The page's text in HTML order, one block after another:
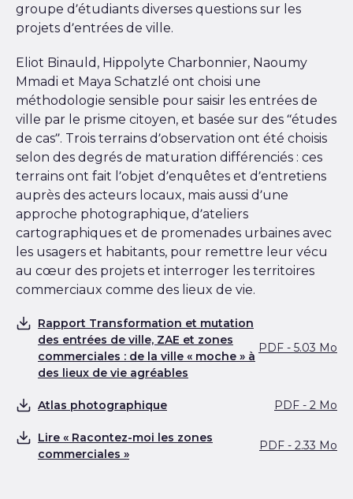
groupe d’étudiants diverses questions sur les
projets d’entrées de ville.
Eliot Binauld, Hippolyte Charbonnier, Naoumy
Mmadi et Maya Schatzlé ont choisi une
méthodologie sensible pour saisir les entrées de
ville par le prisme citoyen, et basée sur des ‘‘études
de cas’’. Trois terrains d’observation ont été choisis
selon des degrés de maturation différenciés : ces
terrains ont fait l’objet d’enquêtes et d’entretiens
auprès des acteurs locaux, mais aussi d’une
approche photographique, d’ateliers
cartographiques et de promenades urbaines avec
les usagers et habitants, pour remettre leur vécu
au cœur des projets et interroger les territoires
commerciaux comme des lieux de vie.
Télécharger
Rapport Transformation et mutation
des entrées de ville, ZAE et zones
commerciales : de la ville « moche » à
des lieux de vie agréables
PDF - 5.03 Mo
Télécharger
Atlas photographique PDF - 2 Mo
Télécharger
Lire « Racontez-moi les zones
commerciales »
PDF - 2.33 Mo